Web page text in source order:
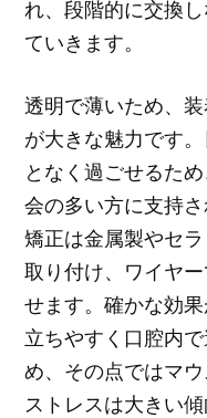
れ、段階的に交換
ていきます。
透明で薄いため、
が大きな魅力です
となく過ごせるた
会の多い方に支持
矯正は金属製やセ
取り付け、ワイヤ
せます。確かな効
立ちやすく口腔内
め、その点ではマ
ストレスは大きい